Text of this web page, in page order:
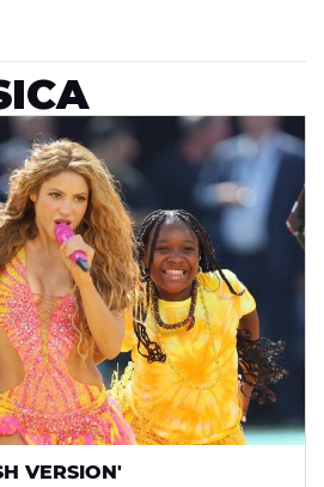
VERSION'